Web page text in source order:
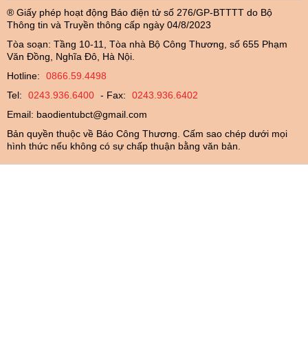
® Giấy phép hoạt động Báo điện tử số 276/GP-BTTTT do Bộ
Thông tin và Truyền thông cấp ngày 04/8/2023
Tòa soạn: Tầng 10-11, Tòa nhà Bộ Công Thương, số 655 Phạm
Văn Đồng, Nghĩa Đô, Hà Nội.
Hotline:
0866.59.4498
Tel:
0243.936.6400 - Fax:
0243.936.6402
Email: baodientubct@gmail.com
Bản quyền thuộc về Báo Công Thương. Cấm sao chép dưới mọi
hình thức nếu không có sự chấp thuận bằng văn bản.